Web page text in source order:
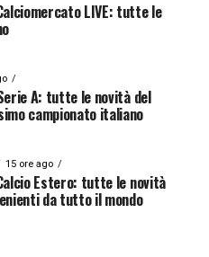
LIVE: tutte le
A: tutte le novità del
campionato italiano
15 ore ago
Estero: tutte le novità
da tutto il mondo